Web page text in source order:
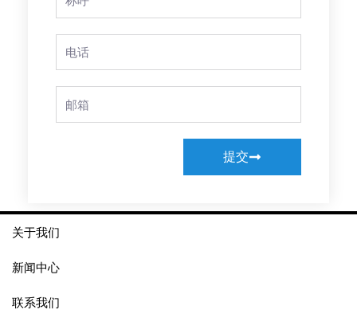
Name
Phone
Email
提交
关于我们
新闻中心
联系我们